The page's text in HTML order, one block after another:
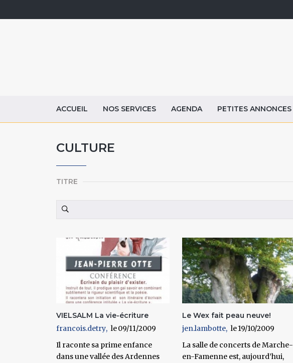
ACCUEIL NOS SERVICES AGENDA PETITES ANNONCES
CULTURE
TITRE
VIELSALM La vie-écriture
francois.detry
09/11/2009
Il raconte sa prime enfance
dans une vallée des Ardennes
Le Wex fait peau neuve!
jen.lambotte
19/10/2009
La salle de concerts de Marche-
en-Famenne est, aujourd’hui,
Pages